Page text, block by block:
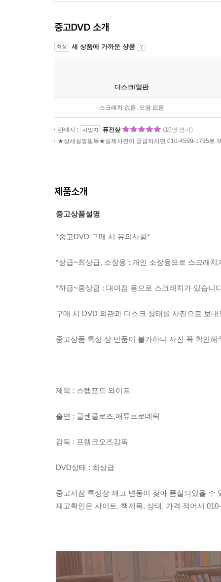
중고DVD 소개
최상 새 상품에 가까운 상품
디스크/알판
스크래치 없음, 오염 없음
판매자 : 사업자 퓨전샾
(16명 평가)
★상세설명필독★실제사진이 궁금하시면 010-4599-1795로
제품소개
중고상품설명
*중고DVD 구매 시 유의사항*
*상급~최상급, 소장용 : 개인 소장용으로 스크래
*하급~중상급 : 대여점 용으로 스크래치가 있습니
구매 시 DVD 외관과 디스크 상태를 사진으로 보내
중고상품 특성 상 반품이 불가하니 사진 꼭 확인
제목 : 스텝포드 와이프
출연 : 글렌클로즈,매튜브로데릭
감독 : 프랭크오즈감독
DVD상태 : 최상급
중고서점 특성상 재고 변동이 잦아 품절되었을 수
재고확인은 사이트, 책제목, 상태, 가격 적어서